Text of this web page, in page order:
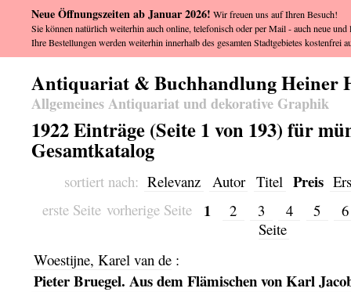
Antiquariat & Buchhandlung Heiner
Allgemeines Antiquariat und dekorative Graphik
1922 Einträge (Seite 1 von 193) für
Gesamtkatalog
sortiert nach: Relevanz Autor Titel Preis
erste Seite vorherige Seite 1 2 3 4 5
Seite
Woestijne, Karel van de:
Pieter Bruegel. Aus dem Flämischen von Karl
Neue Öffnungszeiten ab Januar 2026! Wir freuen uns auf Ihren Besuch!
Sie können natürlich weiterhin auch online, telefonisch oder per Mail - auch neue
Ihre Bestellungen werden weiterhin innerhalb des gesamten Stadtgebietes kostenfrei